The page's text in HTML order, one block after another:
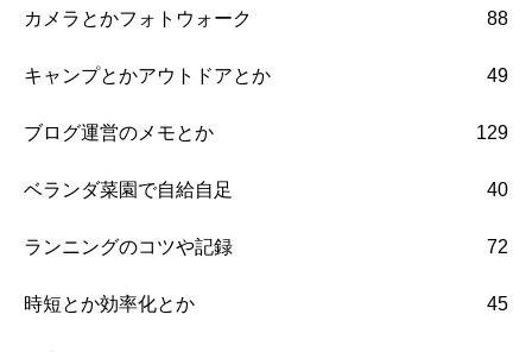
カメラとかフォトウォーク 88
キャンプとかアウトドアとか 49
ブログ運営のメモとか 129
ベランダ菜園で自給自足 40
ランニングのコツや記録 72
時短とか効率化とか 45